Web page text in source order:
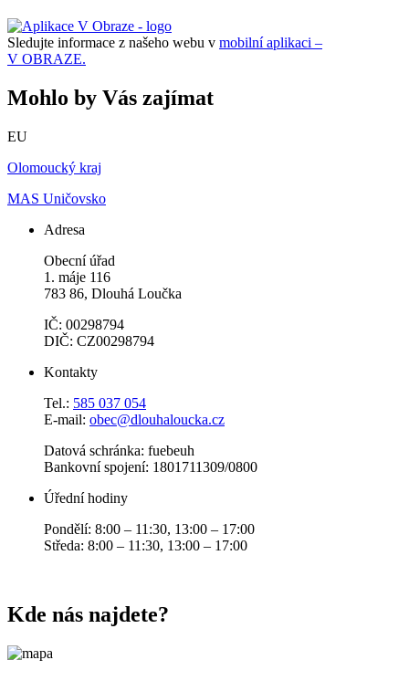
Sledujte informace z našeho webu v mobilní aplikaci –
V OBRAZE.
Mohlo by Vás zajímat
EU
Olomoucký kraj
MAS Uničovsko
Adresa
Obecní úřad
1. máje 116
783 86, Dlouhá Loučka
IČ: 00298794
DIČ: CZ00298794
Kontakty
Tel.: 585 037 054
E-mail: obec@dlouhaloucka.cz
Datová schránka: fuebeuh
Bankovní spojení: 1801711309/0800
Úřední hodiny
Pondělí: 8:00 – 11:30, 13:00 – 17:00
Středa: 8:00 – 11:30, 13:00 – 17:00
Kde nás najdete?